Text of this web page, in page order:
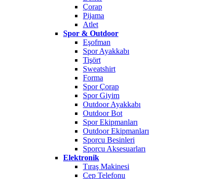
Çorap
Pijama
Atlet
Spor & Outdoor
Eşofman
Spor Ayakkabı
Tişört
Sweatshirt
Forma
Spor Çorap
Spor Giyim
Outdoor Ayakkabı
Outdoor Bot
Spor Ekipmanları
Outdoor Ekipmanları
Sporcu Besinleri
Sporcu Aksesuarları
Elektronik
Tıraş Makinesi
Cep Telefonu